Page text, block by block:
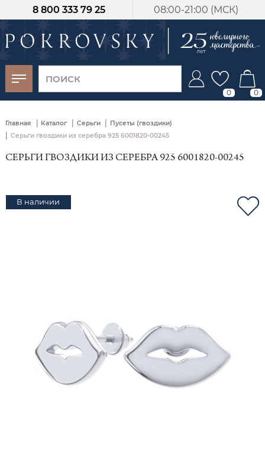
08:00-21:00 (МСК)
8 800 333 79 25
0 0
Главная | Каталог | Серьги | Пусеты (гвоздики)
| Серьги гвоздики из серебра 925 6001820-00245
СЕРЬГИ ГВОЗДИКИ ИЗ СЕРЕБРА 925 6001820-00245
В наличии
-30%
от 15 дней с
момента оплаты